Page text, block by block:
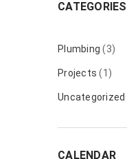
CATEGORIES
Plumbing (3)
Projects (1)
Uncategorized
CALENDAR